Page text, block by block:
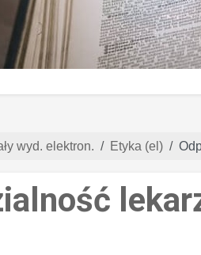
wyd. elektron. Etyka (el)